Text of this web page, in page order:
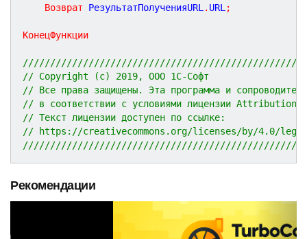
Возврат РезультатПолученияURL . URL ;
КонецФункции
// Copyright (c) 2019, ООО 1С-Софт
// Все права защищены. Эта программа и
// в соответствии с условиями лицензии
// Текст лицензии доступен по ссылке:
// https://creativecommons.org/licenses/by/4.0/
Рекомендации
e